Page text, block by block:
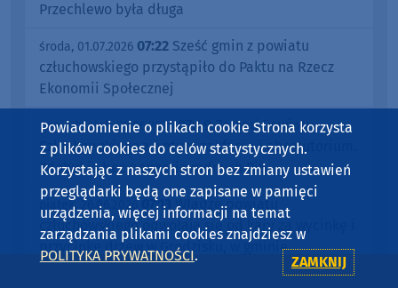
Przechlewo była długa
środa, 01.07.2026 07:22 Sześć gmin z powiatu
człuchowskiego przystąpiło do Paktu na Rzecz
Ekonomii Społecznej
poniedziałek, 29.06.2026 07:49Zarząd Powiatu
Człuchowskiego z wotum zaufania i absolutorium.
Zdobył je bez poparcia radnych PiS
piątek, 26.06.2026 07:13 Władze powiatu
człuchowskiego odwołają się od kary za wycinkę i
przycinkę drzew w Grodzisku, w gminie
Rzeczenica
Powiadomienie o plikach cookie Strona korzysta
z plików cookies do celów statystycznych.
Korzystając z naszych stron bez zmiany ustawień
przeglądarki będą one zapisane w pamięci
urządzenia, więcej informacji na temat
zarządzania plikami cookies znajdziesz w
POLITYKA PRYWATNOŚCI. ZAMKNIJ